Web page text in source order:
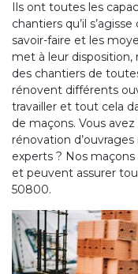
Ils ont toutes les
chantiers qu’il
savoir-faire et les
met à leur disposition,
des chantiers de
rénovent différents
travailler et tout cela
de maçons. Vous
rénovation
experts ? Nos
et peuvent assurer
50800.